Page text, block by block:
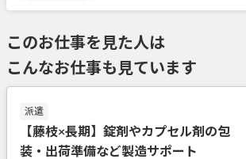
このお仕事を見た人は
こんなお仕事も見ています
派遣
【藤枝×長期】錠剤やカプセル剤の包
装・出荷準備など製造サポート